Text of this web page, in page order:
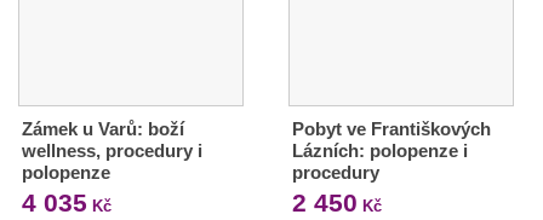
Zámek u Varů: boží
wellness, procedury i
polopenze
4 035 Kč
Pobyt ve Františkových
Lázních: polopenze i
procedury
2 450 Kč